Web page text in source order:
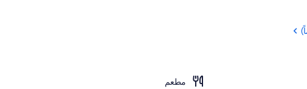
مطعم